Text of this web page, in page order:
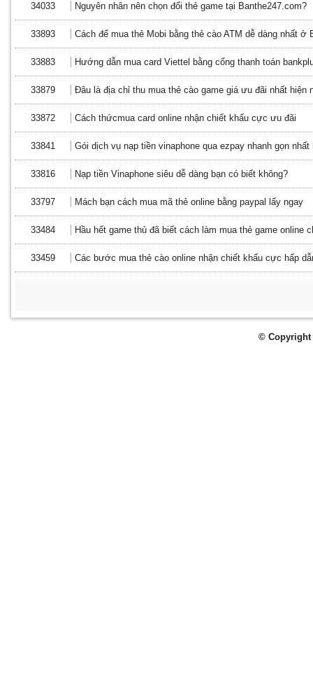
34033 Nguyên nhân nên chọn đổi thẻ game tại Banthe247.com?
33893 Cách để mua thẻ Mobi bằng thẻ cào ATM dễ dàng nhất ở
33883 Hướng dẫn mua card Viettel bằng cổng thanh toán
33879 Đâu là địa chỉ thu mua thẻ cào game giá ưu đãi nhất hiện
33872 Cách thứcmua card online nhận chiết khấu cực ưu đãi
33841 Gói dịch vụ nạp tiền vinaphone qua ezpay nhanh gọn nhất
33816 Nạp tiền Vinaphone siêu dễ dàng bạn có biết không?
33797 Mách bạn cách mua mã thẻ online bằng paypal lấy ngay
33484 Hầu hết game thủ đã biết cách làm mua thẻ game online
33459 Các bước mua thẻ cào online nhận chiết khấu cực hấp
© Copyright